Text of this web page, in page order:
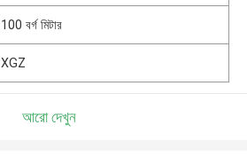
100 বর্গ মিটার
XGZ
আরো দেখুন